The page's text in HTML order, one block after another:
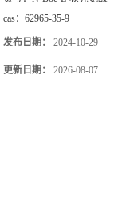
cas： 62965-35-9
发布日期： 2024-10-29
更新日期： 2026-08-07